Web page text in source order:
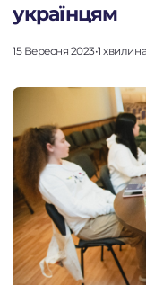
українцям
15 Вересня 2023•1